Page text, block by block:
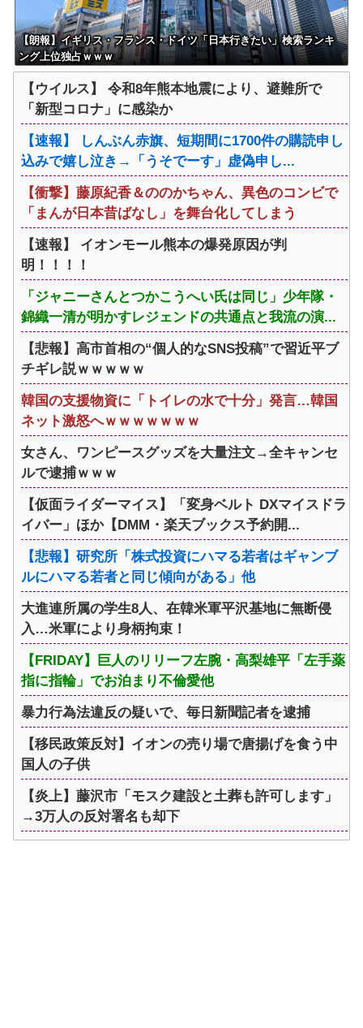
【朗報】イギリス・フランス・ドイツ「日本行きたい」検索ランキ
ング上位独占ｗｗｗ
【ウイルス】 令和8年熊本地震により、避難所で
「新型コロナ」に感染か
【速報】 しんぶん赤旗、短期間に1700件の購読申し
込みで嬉し泣き→「うそでーす」虚偽申し...
【衝撃】藤原紀香＆ののかちゃん、異色のコンビで
「まんが日本昔ばなし」を舞台化してしまう
【速報】 イオンモール熊本の爆発原因が判
明！！！！
「ジャニーさんとつかこうへい氏は同じ」少年隊・
錦織一清が明かすレジェンドの共通点と我流の演...
【悲報】高市首相の“個人的なSNS投稿”で習近平ブ
チギレ説ｗｗｗｗｗ
韓国の支援物資に「トイレの水で十分」発言…韓国
ネット激怒へｗｗｗｗｗｗｗ
女さん、ワンピースグッズを大量注文→全キャンセ
ルで逮捕ｗｗｗ
【仮面ライダーマイス】「変身ベルト DXマイスドラ
イバー」ほか【DMM・楽天ブックス予約開...
【悲報】研究所「株式投資にハマる若者はギャンブ
ルにハマる若者と同じ傾向がある」他
大進連所属の学生8人、在韓米軍平沢基地に無断侵
入…米軍により身柄拘束！
【FRIDAY】巨人のリリーフ左腕・高梨雄平「左手薬
指に指輪」でお泊まり不倫愛他
暴力行為法違反の疑いで、毎日新聞記者を逮捕
【移民政策反対】イオンの売り場で唐揚げを食う中
国人の子供
【炎上】藤沢市「モスク建設と土葬も許可します」
→3万人の反対署名も却下